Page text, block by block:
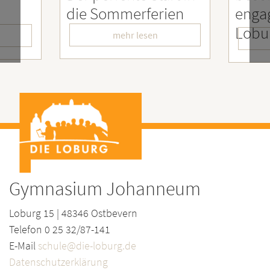
engagierter
LoburgerInnen
mehr lesen
Gymnasium Johanneum
Loburg 15 | 48346 Ostbevern
Telefon 0 25 32/87-141
E-Mail schule@die-loburg.de
Datenschutzerklärung